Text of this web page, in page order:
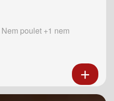
poulet +1 nem